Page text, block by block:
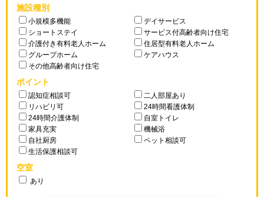
施設種別
小規模多機能
デイサービス
ショートステイ
サービス付高齢者向け住宅
介護付き有料老人ホーム
住居型有料老人ホーム
グループホーム
ケアハウス
その他高齢者向け住宅
ポイント
認知症相談可
二人部屋あり
リハビリ可
24時間看護体制
24時間介護体制
自室トイレ
家具充実
機械浴
自社厨房
ペット相談可
生活保護相談可
空室
あり